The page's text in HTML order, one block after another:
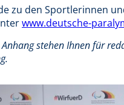
zu den Sportlerinnen
www.deutsche-
stehen Ihnen für